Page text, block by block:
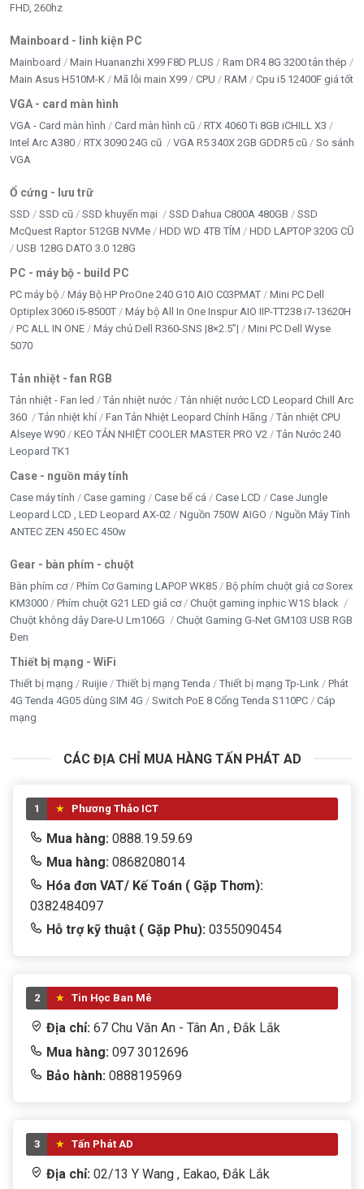
FHD, 260hz
Mainboard - linh kiện PC
Mainboard Main Huananzhi X99 F8D PLUS
Ram DR4 8G 3200 tản thép
Main Asus H510M-K
Mã lỗi main X99 CPU RAM Cpu i5 12400F giá tốt
VGA - card màn hình
VGA - Card màn hình Card màn hình cũ
RTX 4060 Ti 8GB iCHILL X3
Intel Arc A380
RTX 3090 24G cũ VGA R5 340X 2GB GDDR5 cũ
So sánh
VGA
Ổ cứng - lưu trữ
SSD SSD cũ SSD khuyến mại SSD Dahua C800A 480GB
SSD
McQuest Raptor 512GB NVMe
HDD WD 4TB TÍM
HDD LAPTOP 320G CŨ
USB 128G DATO 3.0 128G
PC - máy bộ - build PC
PC máy bộ Máy Bộ HP ProOne 240 G10 AIO C03PMAT
Mini PC Dell
Optiplex 3060 i5-8500T
Máy bộ All In One Inspur AIO IIP-TT238 i7-13620H
PC ALL IN ONE
Máy chủ Dell R360-SNS |8×2.5”|
Mini PC Dell Wyse
5070
Tản nhiệt - fan RGB
Tản nhiệt - Fan led Tản nhiệt nước
Tản nhiệt nước LCD Leopard Chill Arc
360
Tản nhiệt khí Fan Tản Nhiệt Leopard Chính Hãng
Tản nhiệt CPU
Alseye W90
KEO TẢN NHIỆT COOLER MASTER PRO V2
Tản Nước 240
Leopard TK1
Case - nguồn máy tính
Case máy tính Case gaming Case bể cá Case LCD
Case Jungle
Leopard LCD , LED Leopard AX-02
Nguồn 750W AIGO
Nguồn Máy Tính
ANTEC ZEN 450 EC 450w
Gear - bàn phím - chuột
Bàn phím cơ Phím Cơ Gaming LAPOP WK85
Bộ phím chuột giả cơ Sorex
KM3000
Phím chuột G21 LED giả cơ
Chuột gaming inphic W1S black
Chuột không dây Dare-U Lm106G
Chuột Gaming G-Net GM103 USB RGB
Đen
Thiết bị mạng - WiFi
Thiết bị mạng Ruijie Thiết bị mạng Tenda Thiết bị mạng Tp-Link
Phát
4G Tenda 4G05 dùng SIM 4G
Switch PoE 8 Cổng Tenda S110PC
Cáp
mạng
CÁC ĐỊA CHỈ MUA HÀNG TẤN PHÁT AD
1 Phương Thảo ICT
Mua hàng: 0888.19.59.69
Mua hàng: 0868208014
Hóa đơn VAT/ Kế Toán ( Gặp Thơm):
0382484097
Hỗ trợ kỹ thuật ( Gặp Phu): 0355090454
2 Tin Học Ban Mê
Địa chỉ: 67 Chu Văn An - Tân An , Đắk Lắk
Mua hàng: 097 3012696
Bảo hành: 0888195969
3 Tấn Phát AD
Địa chỉ: 02/13 Y Wang , Eakao, Đắk Lắk